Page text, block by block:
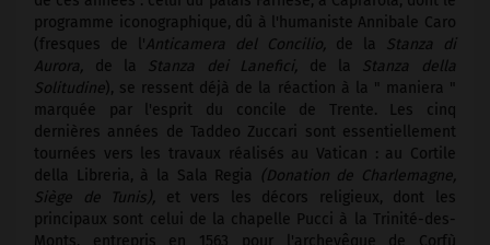
programme iconographique, dû à l'humaniste Annibale Caro
(fresques de l'Anticamera del Concilio, de la
Stanza di
Aurora, de la Stanza dei Lanefici, de la Stanza della
Solitudine), se ressent déjà de la réaction à la " maniera "
marquée par l'esprit du concile de Trente. Les cinq
dernières années de Taddeo Zuccari sont essentiellement
tournées vers les travaux réalisés au Vatican : au Cortile
della Libreria, à la Sala Regia
(Donation de Charlemagne,
Siège de Tunis), et vers les décors religieux, dont les
principaux sont celui de la chapelle Pucci à la Trinité-des-
Monts, entrepris en 1563 pour l'archevêque de Corfù